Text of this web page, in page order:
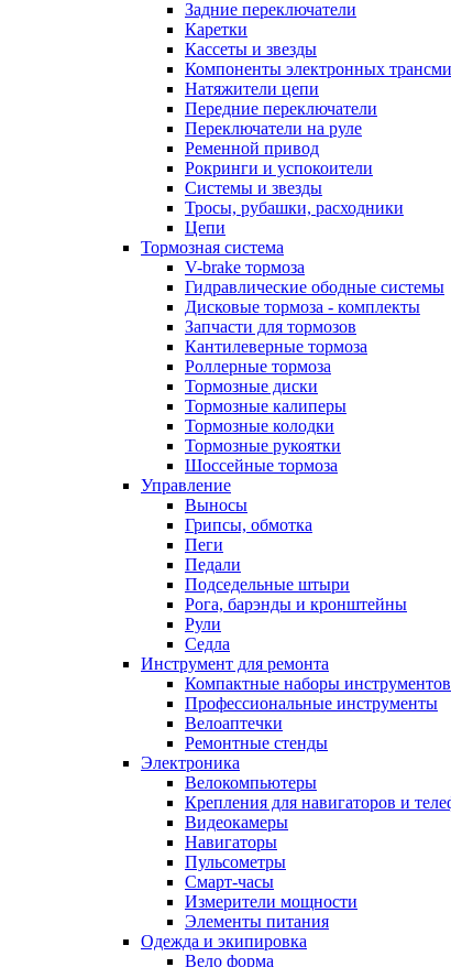
Задние переключатели
Каретки
Кассеты и звезды
Компоненты электронных
Натяжители цепи
Передние переключатели
Переключатели на руле
Ременной привод
Рокринги и успокоители
Системы и звезды
Тросы, рубашки, расходники
Цепи
Тормозная система
V-brake тормоза
Гидравлические ободные системы
Дисковые тормоза - комплекты
Запчасти для тормозов
Кантилеверные тормоза
Роллерные тормоза
Тормозные диски
Тормозные калиперы
Тормозные колодки
Тормозные рукоятки
Шоссейные тормоза
Управление
Выносы
Грипсы, обмотка
Пеги
Педали
Подседельные штыри
Рога, барэнды и кронштейны
Рули
Седла
Инструмент для ремонта
Компактные наборы инструментов
Профессиональные инструменты
Велоаптечки
Ремонтные стенды
Электроника
Велокомпьютеры
Крепления для навигаторов и
Видеокамеры
Навигаторы
Пульсометры
Смарт-часы
Измерители мощности
Элементы питания
Одежда и экипировка
Вело форма